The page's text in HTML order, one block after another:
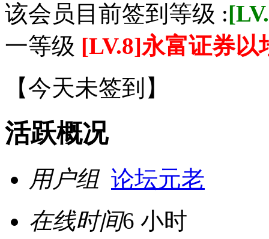
该会员目前签到等级 :
一等级 [LV.8]永富证券以
【今天未签到 】
活跃概况
用户组 论坛元老
在线时间6 小时